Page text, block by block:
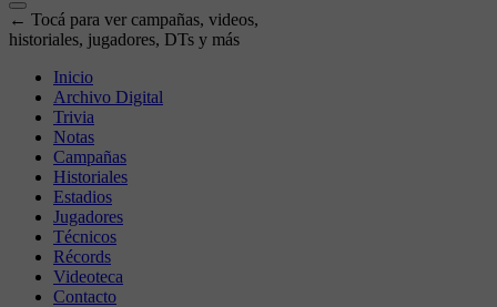
← Tocá para ver campañas, videos,
historiales, jugadores, DTs y más
Inicio
Archivo Digital
Trivia
Notas
Campañas
Historiales
Estadios
Jugadores
Técnicos
Récords
Videoteca
Contacto